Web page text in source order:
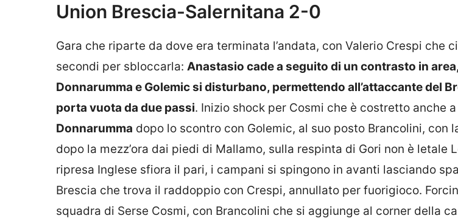
Union Brescia-Salernitana 2-0
Gara che riparte da dove era terminata l’andata, con Valerio Crespi che
secondi per sbloccarla: Anastasio cade a seguito di un contrasto in
Donnarumma e Golemic si disturbano, permettendo all’attaccante del
porta vuota da due passi. Inizio shock per Cosmi che è costretto anche a
Donnarumma dopo lo scontro con Golemic, al suo posto Brancolini, con
dopo la mezz’ora dai piedi di Mallamo, sulla respinta di Gori non è letale
ripresa Inglese sfiora il pari, i campani si spingono in avanti lasciando
Brescia che trova il raddoppio con Crespi, annullato per fuorigioco.
squadra di Serse Cosmi, con Brancolini che si aggiunge al corner della